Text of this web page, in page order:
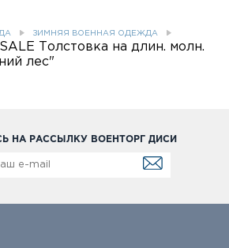
ЗИМНЯЯ ВОЕННАЯ ОДЕЖДА
SALE Толстовка на длин. молн.
лес"
НА РАССЫЛКУ ВОЕНТОРГ ДИСИ